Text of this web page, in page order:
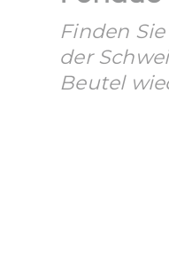
Finden
der
Beutel